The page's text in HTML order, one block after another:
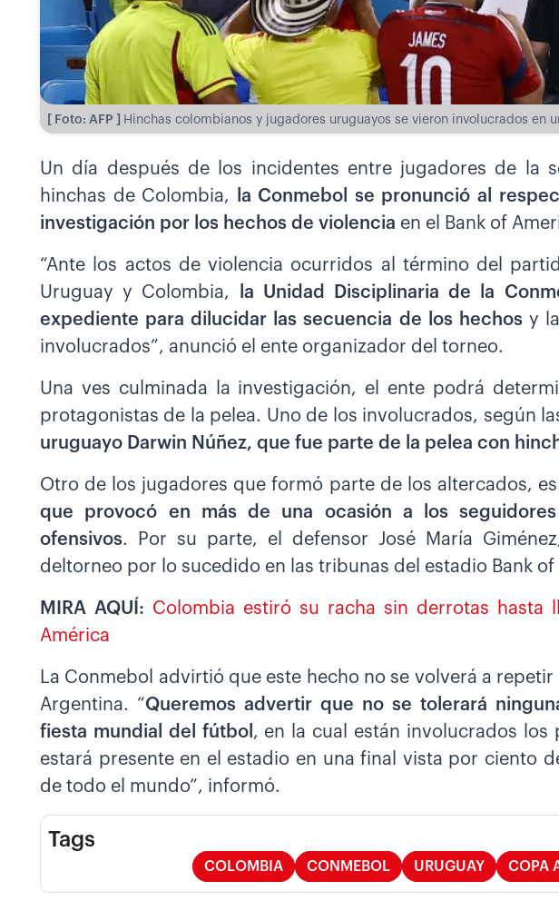
[ Foto: AFP ] Hinchas colombianos y jugadores uruguayos se vieron involucrados
Un día después de los incidentes entre jugadores de la
hinchas de Colombia,
la Conmebol se pronunció al
investigación por los hechos de violencia en el Bank of
“Ante los actos de violencia ocurridos al término del
Uruguay y Colombia,
la Unidad Disciplinaria de la
expediente para dilucidar las secuencia de los hechos y
involucrados”, anunció el ente organizador del torneo.
Una ves culminada la investigación, el ente podrá
protagonistas de la pelea. Uno de los involucrados, según
uruguayo Darwin Núñez, que fue parte de la pelea con
Otro de los jugadores que formó parte de los altercados,
que provocó en más de una ocasión a los
ofensivos. Por su parte, el defensor José María
deltorneo por lo sucedido en las tribunas del estadio Bank of
MIRA AQUÍ: Colombia estiró su racha sin derrotas hasta
América
La Conmebol advirtió que este hecho no se volverá a
Argentina. “Queremos advertir que no se tolerará
fiesta mundial del fútbol , en la cual están involucrados
estará presente en el estadio en una final vista por ciento
de todo el mundo”, informó.
Tags
COLOMBIA CONMEBOL URUGUAY COPA